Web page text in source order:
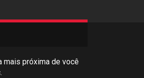
mais próxima de você